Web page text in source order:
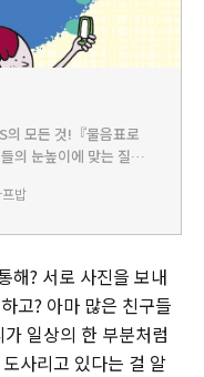
의 모든 것!『물음표로
의 눈높이에 맞는 질문
번째 권 ≪SNS가 뭐
SNS가 무엇인지,
밥
해? 서로 사진을 보내
고? 아마 많은 친구들
일상의 한 부분처럼
사리고 있다는 걸 알